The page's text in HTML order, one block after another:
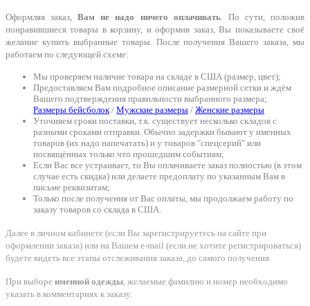
Оформляя заказ,Вам не надо ничего оплачивать. По сути, положив
понравившиеся товары в корзину, и оформив заказ, Вы показываете своё
желание купить выбранные товары. После получения Вашего заказа, мы
работаем по следующей схеме:
Мы проверяем наличие товара на складе в США (размер, цвет);
Предоставляем Вам подробное описание размерной сетки и ждём
Вашего подтверждения правильности выбранного размера;
Размеры бейсболок/ Мужские размеры / Женские размеры
Уточняем сроки поставки, т.к. существует несколько складов с
разными сроками отправки. Обычно задержки бывают у именных
товаров (их надо напечатать) и у товаров "спецсерий" или
посвящённых только что прошедшим событиям;
Если Вас все устраивает, то Вы оплачиваете заказ полностью (в этом
случае есть скидка) или делаете предоплату по указанным Вам в
письме реквизитам;
Только после получения от Вас оплаты, мы продолжаем работу по
заказу товаров со склада в США.
Далее в личном кабинете (если Вы зарегистрируетесь на сайте при
оформлении заказа) или на Вашем e-mail (если не хотите регистрироваться)
будете видеть все этапы отслеживания заказа, до самого получения.
При выборе именной одежды, желаемые фамилию и номер необходимо
указать в комментариях к заказу.